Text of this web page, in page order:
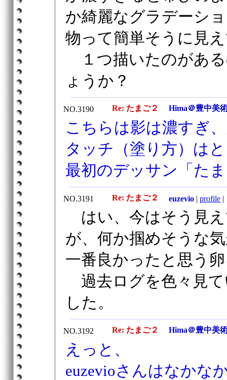
か綺麗なグラデーシ
物って簡単そうに見
１つ描いたのがあ
ょうか？
NO.3190 Re: たまご２ Hima＠豊中美
こちらは影は濃すぎ
タッチ（塗り方）は
最初のデッサン「た
NO.3191 Re: たまご２ euzevio | profile |
はい、今はそう見
が、何か掴めそうな
一番良かったと思う
過去ログを色々見
した。
NO.3192 Re: たまご２ Hima＠豊中美
えっと、
euzevioさんはなかな